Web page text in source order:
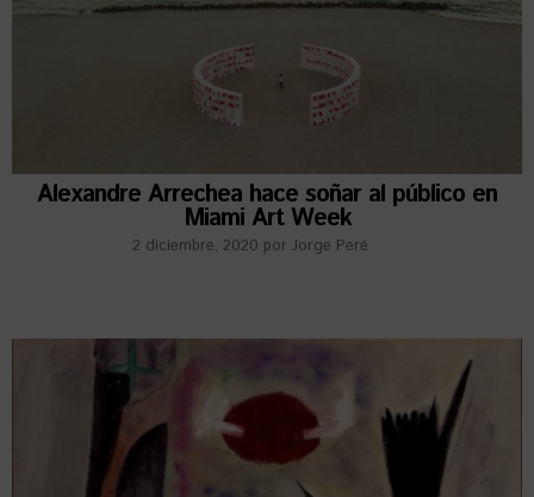
Alexandre Arrechea hace soñar al público en
Miami Art Week
2 diciembre, 2020 por Jorge Peré